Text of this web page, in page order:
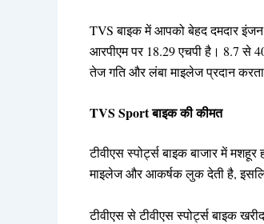
TVS बाइक में आपको बेहद दमदार
आरपीएम पर 18.29 एचपी है। 8.7 से
तेज गति और लंबा माइलेज प्रदान
TVS Sport बाइक की कीमत
टीवीएस स्पोर्ट्स बाइक बाजार में
माइलेज और आकर्षक लुक देती है,
टीवीएस से टीवीएस स्पोर्ट्स बाइक